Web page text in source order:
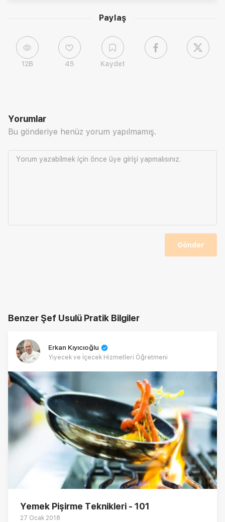
Paylaş
12B 45 Kaydet
Yorumlar
Bu gönderiye henüz yorum yapılmamış.
Yorum yazabilmek için önce üye girişi yapmalısınız.
Gönder
Benzer Şef Usulü Pratik Bilgiler
Erkan Kıyıcıoğlu
Yiyecek ve İçecek Hizmetleri Öğretmeni
Yemek Pişirme Teknikleri - 101
27 Ocak 2018